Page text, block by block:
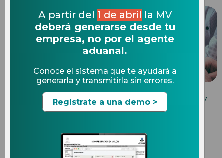
BENEFICIOS DE UN SOFTWARE DE COMERCIO
30.08.2017
empresariales en comercio
exterior
A partir del 1 de abril la MV
deberá generarse desde tu
empresa, no por el agente
aduanal.
Conoce el sistema que te ayudará a
generarla y transmitirla sin errores.
Regístrate a una demo >